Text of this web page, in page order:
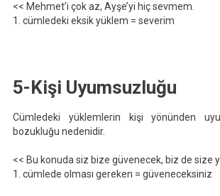
<< Mehmet’i çok az, Ayşe’yi hiç sevmem.
1. cümledeki eksik yüklem = severim
5-Kişi Uyumsuzluğu
Cümledeki yüklemlerin kişi yönünden
bozukluğu nedenidir.
<< Bu konuda siz bize güvenecek, biz de size
1. cümlede olması gereken = güveneceksiniz